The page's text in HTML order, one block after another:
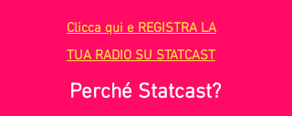
Clicca qui e REGISTRA LA
TUA RADIO SU STATCAST
Perché Statcast?